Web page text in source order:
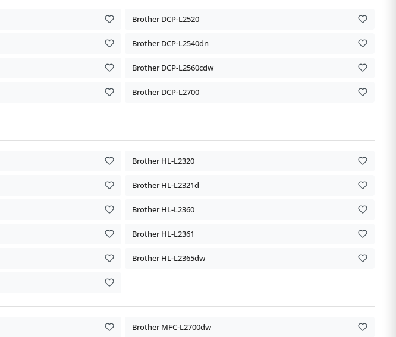
Brother DCP-L2520
Brother DCP-L2540dn
Brother DCP-L2560cdw
Brother DCP-L2700
Brother HL-L2320
Brother HL-L2321d
Brother HL-L2360
Brother HL-L2361
Brother HL-L2365dw
Brother MFC-L2700dw